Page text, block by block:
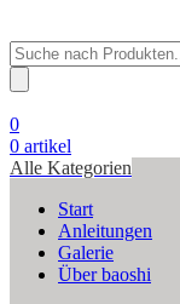
Products
search
0
0 artikel
Alle Kategorien
Start
Anleitungen
Galerie
Über baoshi